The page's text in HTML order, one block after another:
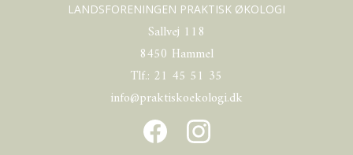
LANDSFORENINGEN PRAKTISK ØKOLOGI
Sallvej 118
8450 Hammel
Tlf.: 21 45 51 35
info@praktiskoekologi.dk